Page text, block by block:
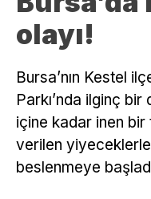
olayı!
Bursa’nın Kestel
Parkı’nda ilginç
içine kadar inen bir
verilen
beslenmeye